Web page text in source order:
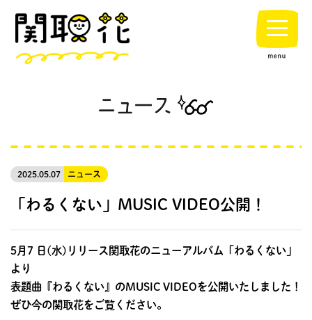
2025.05.07 ニュース
「わるくない」MUSIC VIDEO公開！
5月7 日(水)リリース関取花のニューアルバム「わるくない」
より
表題曲『わるくない』のMUSIC VIDEOを公開いたしました！
ぜひ今の関取花をご覧ください。